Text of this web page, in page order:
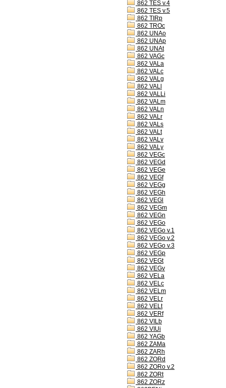
862 TES v.4
862 TES v.5
862 TIRp
862 TROc
862 UNAo
862 UNAp
862 UNAt
862 VAGc
862 VALa
862 VALc
862 VALg
862 VALl
862 VALLi
862 VALm
862 VALn
862 VALr
862 VALs
862 VALt
862 VALv
862 VALy
862 VEGc
862 VEGd
862 VEGe
862 VEGf
862 VEGg
862 VEGh
862 VEGl
862 VEGm
862 VEGn
862 VEGo
862 VEGo v.1
862 VEGo v.2
862 VEGo v.3
862 VEGp
862 VEGt
862 VEGv
862 VELa
862 VELc
862 VELm
862 VELr
862 VELt
862 VERf
862 VILb
862 VIUi
862 YAGb
862 ZAMa
862 ZARh
862 ZORd
862 ZORo v.2
862 ZORt
862 ZORz